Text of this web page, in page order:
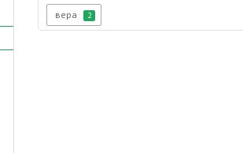
вера 2